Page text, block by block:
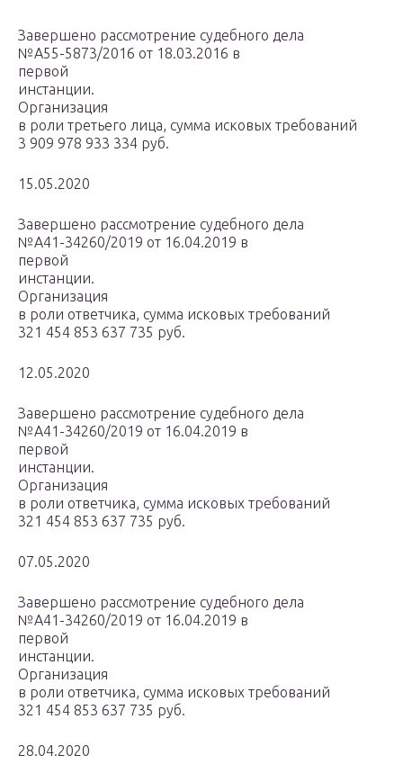
Завершено рассмотрение судебного дела
№А55-5873/2016 от 18.03.2016 в
первой
инстанции.
Организация
в роли третьего лица, сумма исковых требований
3 909 978 933 334 руб.
15.05.2020
Завершено рассмотрение судебного дела
№А41-34260/2019 от 16.04.2019 в
первой
инстанции.
Организация
в роли ответчика, сумма исковых требований
321 454 853 637 735 руб.
12.05.2020
Завершено рассмотрение судебного дела
№А41-34260/2019 от 16.04.2019 в
первой
инстанции.
Организация
в роли ответчика, сумма исковых требований
321 454 853 637 735 руб.
07.05.2020
Завершено рассмотрение судебного дела
№А41-34260/2019 от 16.04.2019 в
первой
инстанции.
Организация
в роли ответчика, сумма исковых требований
321 454 853 637 735 руб.
28.04.2020